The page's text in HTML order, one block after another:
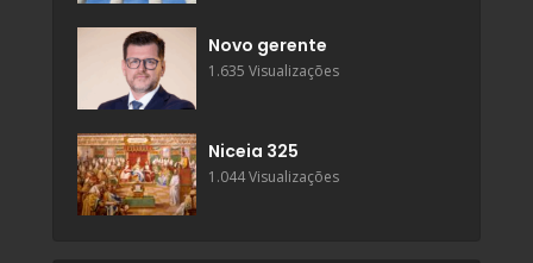
Novo gerente
1.635 Visualizações
Niceia 325
1.044 Visualizações